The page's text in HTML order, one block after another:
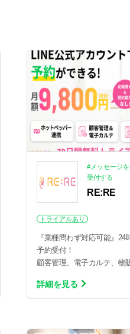
#メッセージ
受付する
RE:RE
トライアルあり
『業種問わず対応可能』
予約受付！
顧客管理、電子カルテ、物
務効率U…
詳細を見る